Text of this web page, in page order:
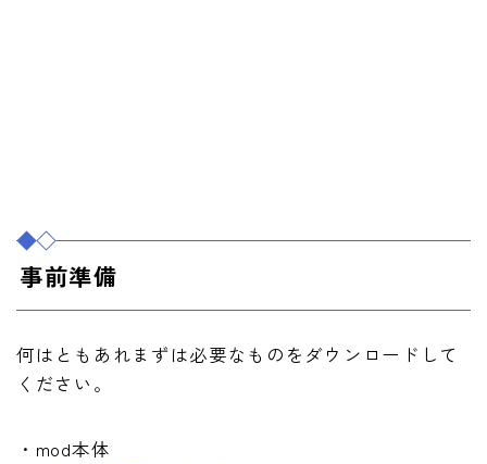
事前準備
何はともあれまずは必要なものをダウンロードして
ください。
・mod本体